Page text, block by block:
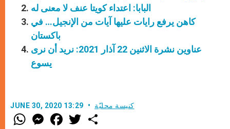
البابا: اعتداء كويتا عنف لا معنى له
كاهن يرفع رايات عليها آيات من الإنجيل… في
باكستان
عناوين نشرة الاثنين 22 آذار 2021: نريد أن نرى
يسوع
JUNE 30, 2020 13:29 كنيسة محليّة
W
h
M
e
F
a w